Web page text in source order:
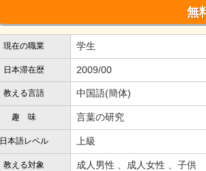
無
現在の職業 学生
日本滞在歴 2009/00
教える言語 中国語(簡体)
趣 味 言葉の研究
日本語レベル 上級
教える対象 成人男性 、成人女性 、子供